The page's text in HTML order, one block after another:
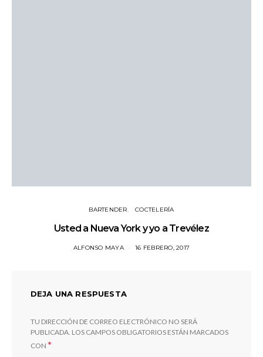
BARTENDER COCTELERÍA
Usted a Nueva York y yo a Trevélez
ALFONSO MAYA 16 FEBRERO, 2017
DEJA UNA RESPUESTA
TU DIRECCIÓN DE CORREO ELECTRÓNICO NO SERÁ
PUBLICADA. LOS CAMPOS OBLIGATORIOS ESTÁN MARCADOS
CON *